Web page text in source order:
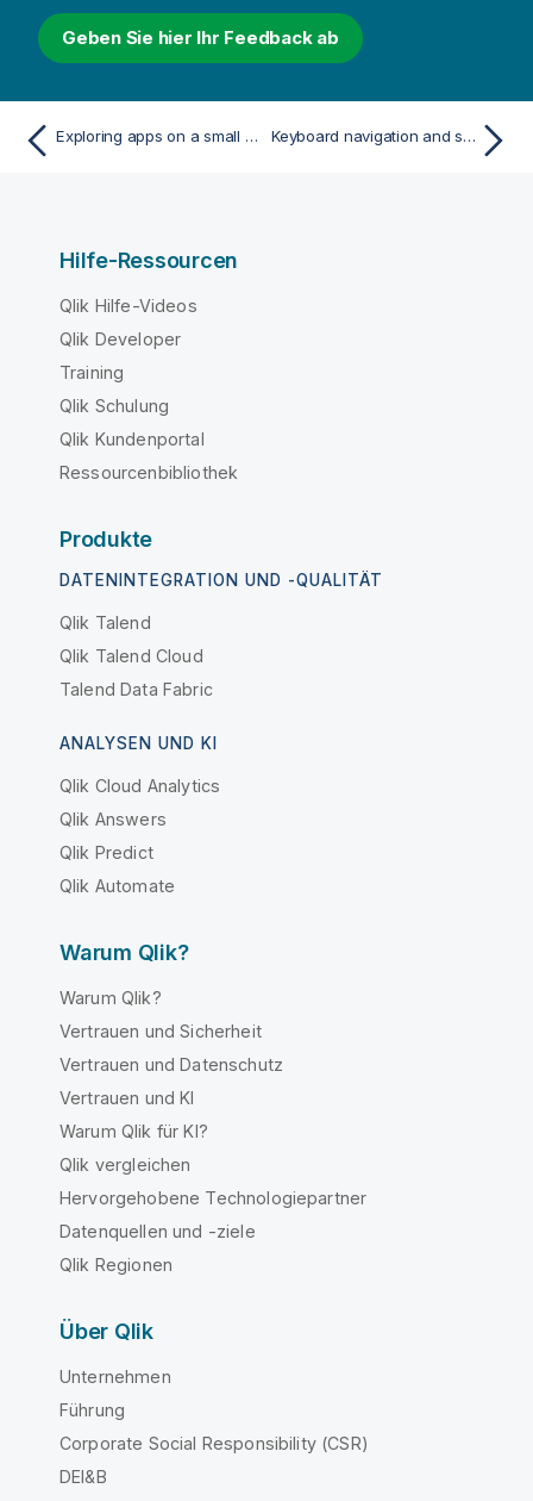
Geben Sie hier Ihr Feedback ab
Exploring apps on a small screen Keyboard navigation and shortcuts
Hilfe-Ressourcen
Qlik Hilfe-Videos
Qlik Developer
Training
Qlik Schulung
Qlik Kundenportal
Ressourcenbibliothek
Produkte
DATENINTEGRATION UND -QUALITÄT
Qlik Talend
Qlik Talend Cloud
Talend Data Fabric
ANALYSEN UND KI
Qlik Cloud Analytics
Qlik Answers
Qlik Predict
Qlik Automate
Warum Qlik?
Warum Qlik?
Vertrauen und Sicherheit
Vertrauen und Datenschutz
Vertrauen und KI
Warum Qlik für KI?
Qlik vergleichen
Hervorgehobene Technologiepartner
Datenquellen und -ziele
Qlik Regionen
Über Qlik
Unternehmen
Führung
Corporate Social Responsibility (CSR)
DEI&B